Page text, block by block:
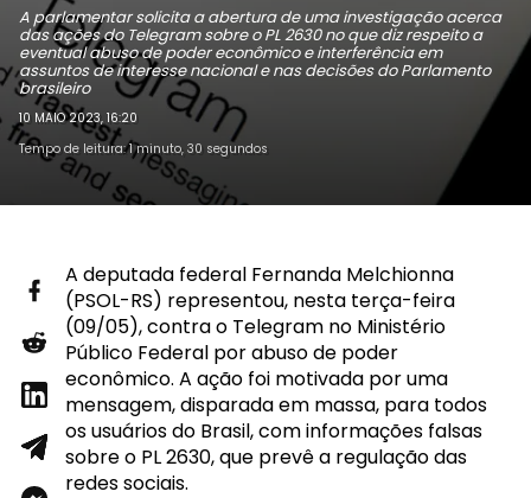
A parlamentar solicita a abertura de uma investigação acerca
das ações do Telegram sobre o PL 2630 no que diz respeito a
eventual abuso de poder econômico e interferência em
assuntos de interesse nacional e nas decisões do Parlamento
brasileiro
10 MAIO 2023, 16:20
Tempo de leitura: 1 minuto, 30 segundos
A deputada federal Fernanda Melchionna
(PSOL-RS) representou, nesta terça-feira
(09/05), contra o Telegram no Ministério
Público Federal por abuso de poder
econômico. A ação foi motivada por uma
mensagem, disparada em massa, para todos
os usuários do Brasil, com informações falsas
sobre o PL 2630, que prevê a regulação das
redes sociais.